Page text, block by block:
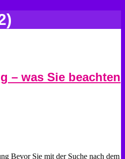
– was Sie beachten
Bevor Sie mit der Suche nach dem